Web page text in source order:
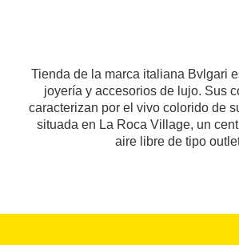
Tienda de la marca italiana Bvlgari
joyería y accesorios de lujo. Sus
caracterizan por el vivo colorido de
situada en La Roca Village, un
aire libre de tipo